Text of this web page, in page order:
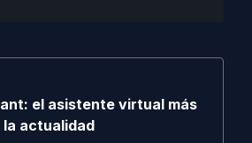
el asistente virtual más
actualidad